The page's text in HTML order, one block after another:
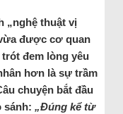
„nghệ thuật vị
được cơ quan
đem lòng yêu
hơn là sự trầm
chuyện bắt đầu
sánh: „Đúng kể từ